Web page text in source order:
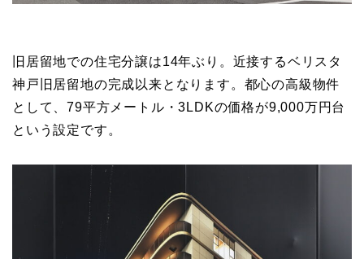
旧居留地での住宅分譲は14年ぶり。近接するベリスタ
神戸旧居留地の完成以来となります。都心の高級物件
として、79平方メートル・3LDKの価格が9,000万円台
という設定です。